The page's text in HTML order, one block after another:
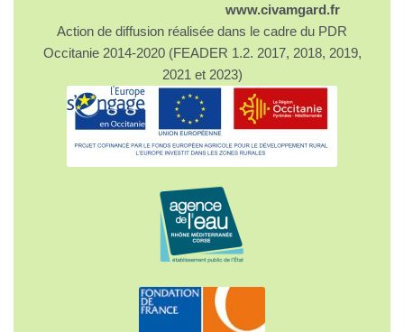
www.civamgard.fr
Action de diffusion réalisée dans le cadre du PDR
Occitanie 2014-2020 (FEADER 1.2. 2017, 2018, 2019,
2021 et 2023)